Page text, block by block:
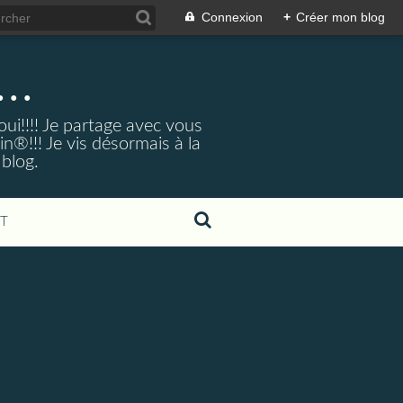
Connexion + Créer mon blog
Je partage avec vous
Je vis désormais à la